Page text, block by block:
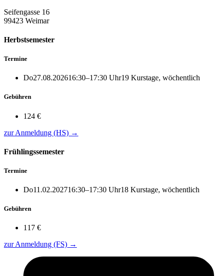
Seifengasse 16
99423 Weimar
Herbstsemester
Termine
Do27.08.202616:30–17:30 Uhr19 Kurstage, wöchentlich
Gebühren
124 €
zur Anmeldung (HS) →
Frühlingssemester
Termine
Do11.02.202716:30–17:30 Uhr18 Kurstage, wöchentlich
Gebühren
117 €
zur Anmeldung (FS) →